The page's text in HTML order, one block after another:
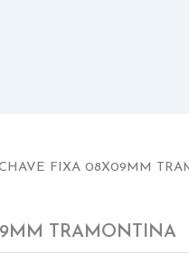
FIXA 08X09MM
TRAMONTINA